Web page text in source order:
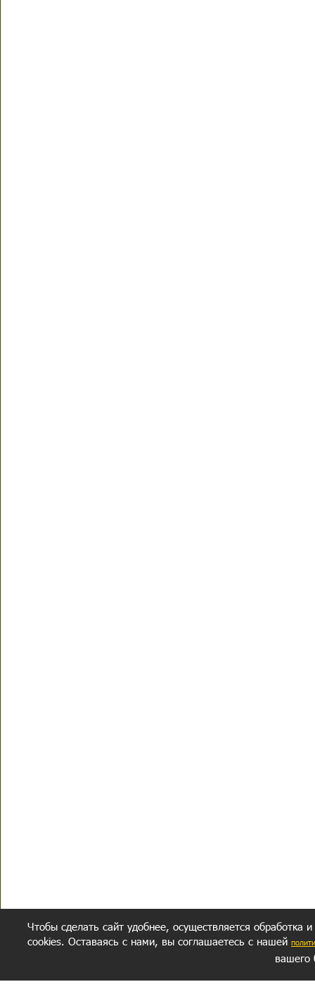
Чтобы сделать сайт удобнее, осуществляется обработка
cookies. Оставаясь с нами, вы соглашаетесь с нашей
вашего